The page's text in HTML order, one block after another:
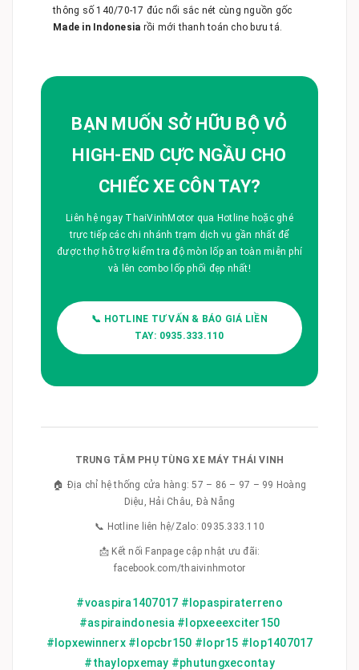
thông số 140/70-17 đúc nổi sắc nét cùng nguồn gốc
Made in Indonesia rồi mới thanh toán cho bưu tá.
BẠN MUỐN SỞ HỮU BỘ VỎ
HIGH-END CỰC NGẦU CHO
CHIẾC XE CÔN TAY?
Liên hệ ngay ThaiVinhMotor qua Hotline hoặc ghé
trực tiếp các chi nhánh trạm dịch vụ gần nhất để
được thợ hỗ trợ kiểm tra độ mòn lốp an toàn miễn phí
và lên combo lốp phối đẹp nhất!
📞 HOTLINE TƯ VẤN & BÁO GIÁ LIỀN
TAY: 0935.333.110
TRUNG TÂM PHỤ TÙNG XE MÁY THÁI VINH
🏠 Địa chỉ hệ thống cửa hàng: 57 – 86 – 97 – 99 Hoàng
Diệu, Hải Châu, Đà Nẵng
📞 Hotline liên hệ/Zalo: 0935.333.110
📩 Kết nối Fanpage cập nhật ưu đãi:
facebook.com/thaivinhmotor
#voaspira1407017 #lopaspiraterreno
#aspiraindonesia #lopxeeexciter150
#lopxewinnerx #lopcbr150 #lopr15 #lop1407017
#thaylopxemay #phutungxecontay